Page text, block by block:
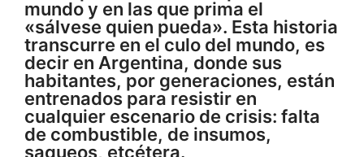
mundo y en las que prima el
«sálvese quien pueda». Esta historia
transcurre en el culo del mundo, es
decir en Argentina, donde sus
habitantes, por generaciones, están
entrenados para resistir en
cualquier escenario de crisis: falta
de combustible, de insumos,
saqueos, etcétera.